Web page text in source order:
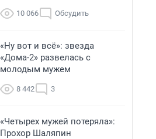
10 066 Обсудить
«Ну вот и всё»: звезда
«Дома-2» развелась с
молодым мужем
8 442 3
«Четырех мужей потеряла»:
Прохор Шаляпин